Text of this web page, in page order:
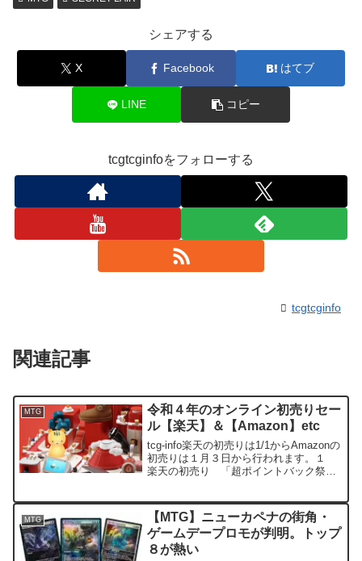
シェアする
X Facebook はてブ
LINE コピー
tcgtcginfoをフォローする
tcgtcginfo
関連記事
MTG
令和４年のオンライン初売りセー
ル【楽天】＆【Amazon】etc
tcg-info楽天の初売りは1/1からAmazonの
初売りは１月３日から行われます。１
楽天の初売り 「超ポイントバック祭」
いので注意）エントリーはこちらからで
きます...
MTG
【MTG】ニューカペナの街角・
ゲームデープロモが判明。トップ
８が熱い